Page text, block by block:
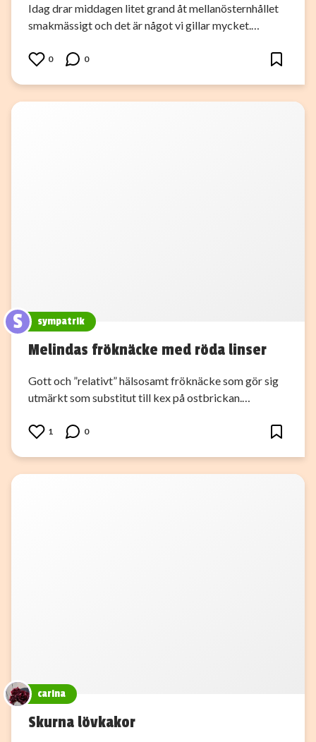
Idag drar middagen litet grand åt mellanösternhållet
smakmässigt och det är något vi gillar mycket.…
0 0
S sympatrik
Melindas fröknäcke med röda linser
Gott och ”relativt” hälsosamt fröknäcke som gör sig
utmärkt som substitut till kex på ostbrickan.…
1 0
carina
Skurna lövkakor